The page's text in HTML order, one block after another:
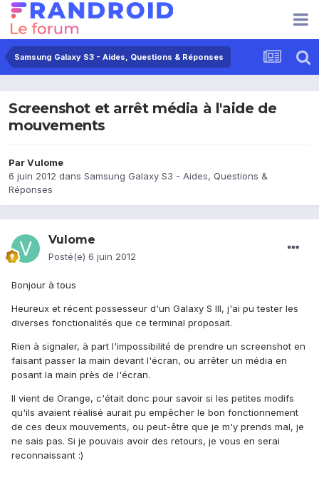
Samsung Galaxy S3 - Aides, Questions & Réponses
Screenshot et arrêt média à l'aide de
mouvements
ParVulome
6 juin 2012 dans Samsung Galaxy S3 - Aides, Questions &
Réponses
Vulome
Posté(e) 6 juin 2012
Bonjour à tous
Heureux et récent possesseur d'un Galaxy S III, j'ai pu tester les
diverses fonctionalités que ce terminal proposait.
Rien à signaler, à part l'impossibilité de prendre un screenshot en
faisant passer la main devant l'écran, ou arrêter un média en
posant la main près de l'écran.
Il vient de Orange, c'était donc pour savoir si les petites modifs
qu'ils avaient réalisé aurait pu empêcher le bon fonctionnement
de ces deux mouvements, ou peut-être que je m'y prends mal, je
ne sais pas. Si je pouvais avoir des retours, je vous en serai
reconnaissant :)